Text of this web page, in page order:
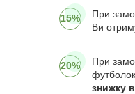
15%
При
Ви
20%
При
знижку